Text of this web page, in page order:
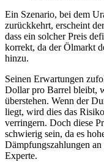
Ein Szenario, bei dem
zurückkehrt, erscheint
dass ein solcher Preis
korrekt, da der Ölmarkt
hinzu.
Seinen Erwartungen
Dollar pro Barrel bleibt,
überstehen. Wenn der
liegt, wird dies das
verringern. Doch diese
schwierig sein, da es
Dämpfungszahlungen
Experte.